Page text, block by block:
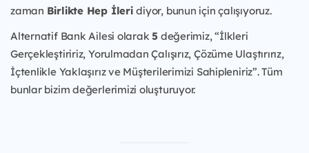
zaman Birlikte Hep İleridiyor, bunun için çalışıyoruz.
Alternatif Bank Ailesi olarak5 değerimiz, “İlkleri
Gerçekleştiririz, Yorulmadan Çalışırız, Çözüme Ulaştırırız,
İçtenlikle Yaklaşırız ve Müşterilerimizi Sahipleniriz”. Tüm
bunlar bizim değerlerimizi oluşturuyor.